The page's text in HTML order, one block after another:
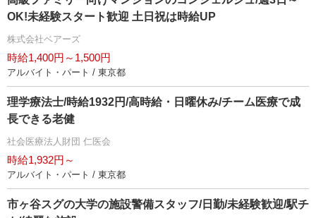
OK!未経験スタート歓迎 土日祝は時給UP
株式会社ベアーズ
時給1,400円～1,500円
アルバイト・パート / 東京都
理学療法士/時給1932円/高時給・日曜休み/チーム医療で成
長できる老健
社会医療法人財団 仁医会
時給1,932円～
アルバイト・パート / 東京都
市ヶ谷スグの大学の施設警備スタッフ/日勤/未経験歓迎/駅チ